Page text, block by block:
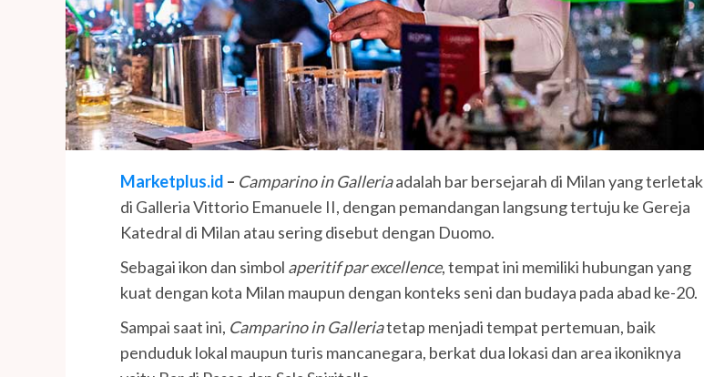
Marketplus.id – Camparino in Galleriaadalah bar bersejarah di Milan yang terletak
di Galleria Vittorio Emanuele II, dengan pemandangan langsung tertuju ke Gereja
Katedral di Milan atau sering disebut dengan Duomo.
Sebagai ikon dan simbol aperitif par excellence, tempat ini memiliki hubungan yang
kuat dengan kota Milan maupun dengan konteks seni dan budaya pada abad ke-20.
Sampai saat ini, Camparino in Galleriatetap menjadi tempat pertemuan, baik
penduduk lokal maupun turis mancanegara, berkat dua lokasi dan area ikoniknya